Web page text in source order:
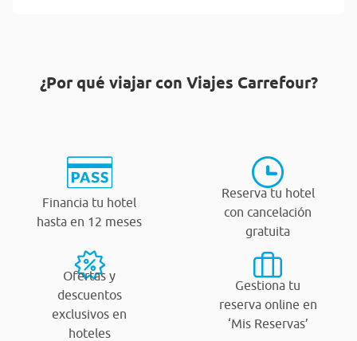
¿Por qué viajar con Viajes Carrefour?
Financia tu hotel
hasta en 12 meses
Reserva tu hotel
con cancelación
gratuita
Ofertas y
descuentos
exclusivos en
hoteles
Gestiona tu
reserva online en
‘Mis Reservas’